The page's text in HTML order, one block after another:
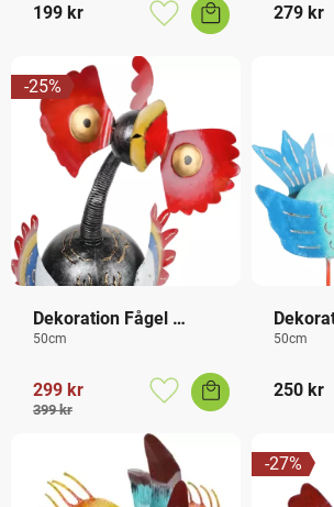
199 kr
Lägg till i favoriter
279 kr
Dekoration Fågel
Bubblehead
50cm
299 kr
399kr
25%
Lägg till i favoriter
50cm
250 kr
27%